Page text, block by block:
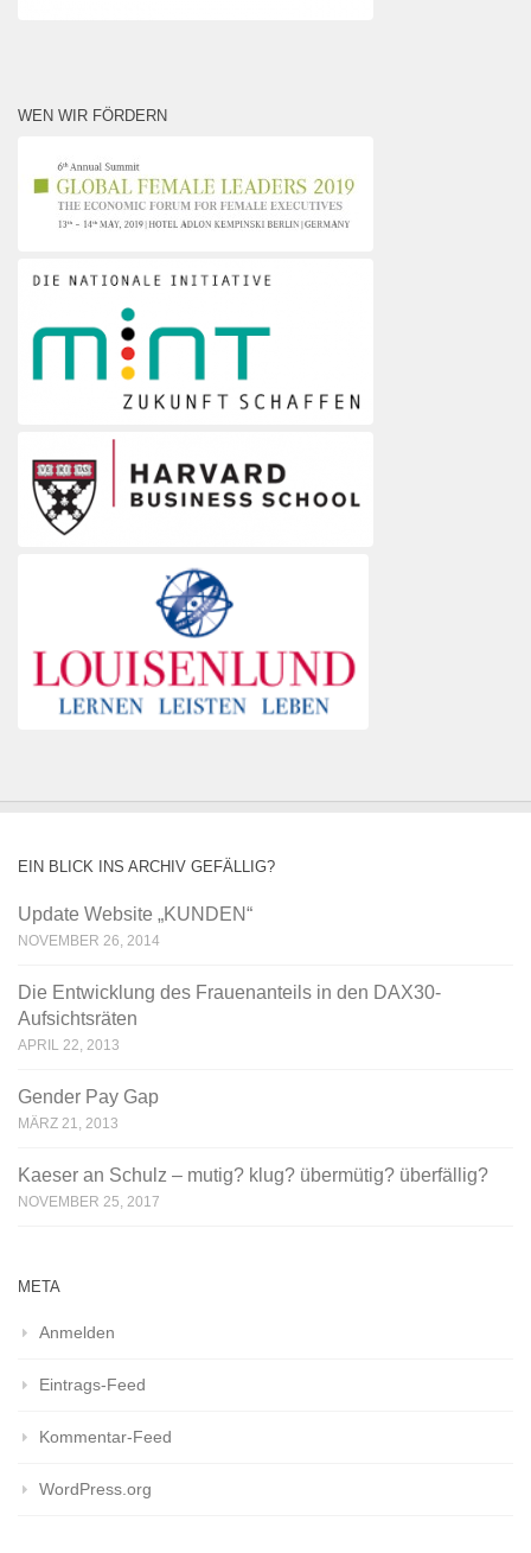
WEN WIR FÖRDERN
EIN BLICK INS ARCHIV GEFÄLLIG?
Update Website „KUNDEN“
NOVEMBER 26, 2014
Die Entwicklung des Frauenanteils in den DAX30-
Aufsichtsräten
APRIL 22, 2013
Gender Pay Gap
MÄRZ 21, 2013
Kaeser an Schulz – mutig? klug? übermütig? überfällig?
NOVEMBER 25, 2017
META
Anmelden
Eintrags-Feed
Kommentar-Feed
WordPress.org